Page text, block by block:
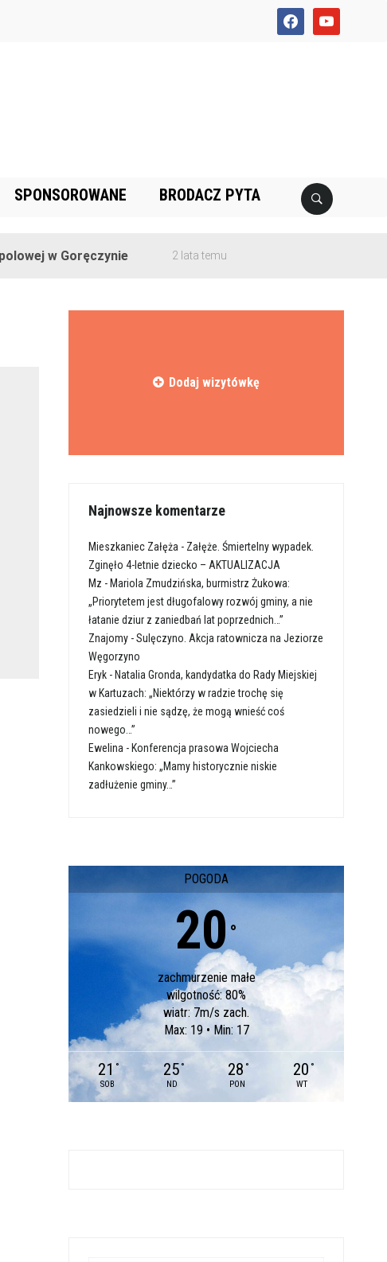
facebookyoutube
SPONSOROWANE BRODACZ PYTA
w Goręczynie 2 lata temu
Dodaj wizytówkę
Najnowsze komentarze
Mieszkaniec Załęża - Załęże. Śmiertelny wypadek.
Zginęło 4-letnie dziecko – AKTUALIZACJA
Mz - Mariola Zmudzińska, burmistrz Żukowa:
„Priorytetem jest długofalowy rozwój gminy, a nie
łatanie dziur z zaniedbań lat poprzednich…”
Znajomy -Sulęczyno. Akcja ratownicza na Jeziorze
Węgorzyno
Eryk - Natalia Gronda, kandydatka do Rady Miejskiej
w Kartuzach: „Niektórzy w radzie trochę się
zasiedzieli i nie sądzę, że mogą wnieść coś
nowego…”
Ewelina - Konferencja prasowa Wojciecha
Kankowskiego: „Mamy historycznie niskie
zadłużenie gminy…”
POGODA
20 °
zachmurzenie małe
wilgotność: 80%
wiatr: 7m/s zach.
Max: 19 • Min: 17
21 °
SOB
25 °
ND
28 °
PON
20 °
WT